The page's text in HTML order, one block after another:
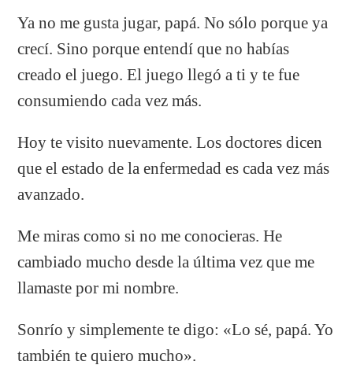
Ya no me gusta jugar, papá. No sólo porque ya
crecí. Sino porque entendí que no habías
creado el juego. El juego llegó a ti y te fue
consumiendo cada vez más.
Hoy te visito nuevamente. Los doctores dicen
que el estado de la enfermedad es cada vez más
avanzado.
Me miras como si no me conocieras. He
cambiado mucho desde la última vez que me
llamaste por mi nombre.
Sonrío y simplemente te digo: «Lo sé, papá. Yo
también te quiero mucho».